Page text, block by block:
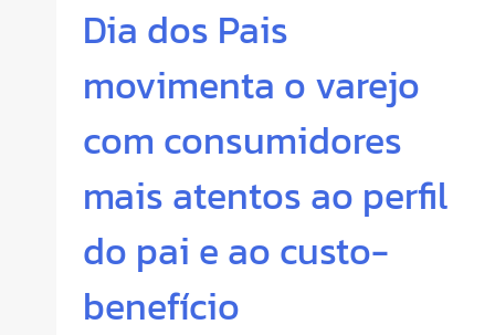
Dia dos Pais
movimenta o varejo
com consumidores
mais atentos ao perfil
do pai e ao custo-
benefício